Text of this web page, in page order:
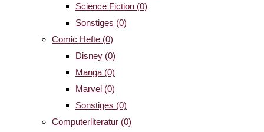
Science Fiction (0)
Sonstiges (0)
Comic Hefte (0)
Disney (0)
Manga (0)
Marvel (0)
Sonstiges (0)
Computerliteratur (0)